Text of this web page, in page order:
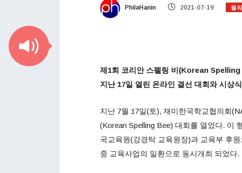
PhilaHanin 2021-07-19 필
제1회 코리안 스펠링 비(Korean Spelling
지난 17일 열린 온라인 결선 대회와 시상식
지난 7월 17일(토), 재미한국학교협의회
(Korean Spelling Bee) 대회를 열었다. 이
국교육원(강경탁 교육원장)과 교육부 후
중 교육사업의 일환으로 동시개최 되었다.